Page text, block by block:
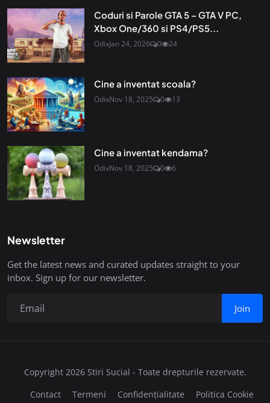
Coduri si Parole GTA 5 – GTA V PC,
Xbox One/360 si PS4/PS5...
OdixJan 24, 2026 0 24
Cine a inventat scoala?
OdixNov 18, 2025 0 13
Cine a inventat kendama?
OdixNov 18, 2025 0 6
Newsletter
Get the latest news and curated updates straight to your
inbox. Sign up for our newsletter.
Join
Copyright 2026 Stiri Sucial - Toate drepturile rezervate.
Contact
Termeni Confidențialitate Politica Cookie